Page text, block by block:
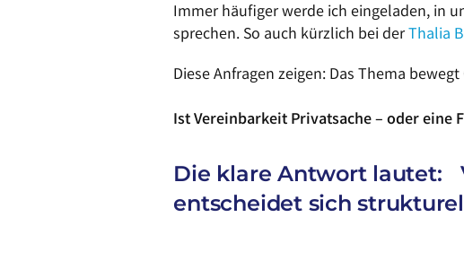
Immer häufiger werde ich eingeladen, in
sprechen. So auch kürzlich bei derThalia
Diese Anfragen zeigen: Das Thema
Ist Vereinbarkeit Privatsache – oder eine
Die klare Antwort lautet:
entscheidet sich